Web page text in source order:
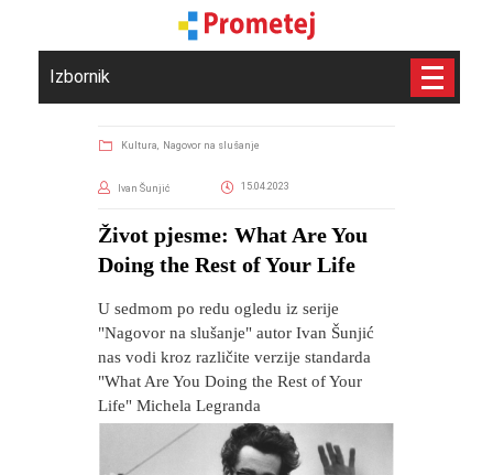
Izbornik
Kultura, Nagovor na slušanje
Ivan Šunjić 15.04.2023
​Život pjesme: What Are You
Doing the Rest of Your Life
U sedmom po redu ogledu iz serije
"Nagovor na slušanje" autor Ivan Šunjić
nas vodi kroz različite verzije standarda
"What Are You Doing the Rest of Your
Life" Michela Legranda